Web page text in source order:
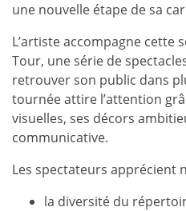
une nouvelle étape de sa
L’artiste accompagne cette
Tour, une série de
retrouver son public dans
tournée attire l’attention
visuelles, ses décors
communicative.
Les spectateurs apprécient
la diversité du